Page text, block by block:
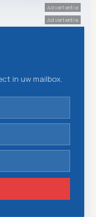
Advertentie
Advertentie
in uw mailbox.